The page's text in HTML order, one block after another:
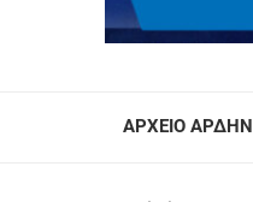
ΑΡΧΕΙΟ ΑΡΔΗΝ